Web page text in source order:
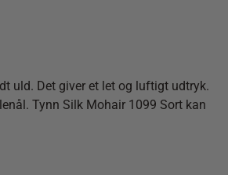
uld. Det giver et let og luftigt udtryk.
Tynn Silk Mohair 1099 Sort kan